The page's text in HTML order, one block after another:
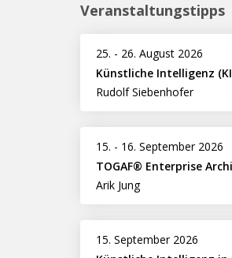
Veranstaltungstipps
25. - 26. August 2026
Künstliche Intelligenz
Rudolf Siebenhofer
15. - 16. September 2026
TOGAF® Enterprise
Arik Jung
15. September 2026